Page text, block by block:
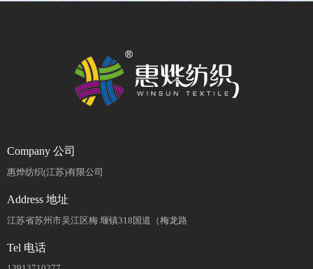
Company 公司
惠烨纺织(江苏)有限公司
Address 地址
江苏省苏州市吴江区梅 堰镇318国道（梅龙路
Tel 电话